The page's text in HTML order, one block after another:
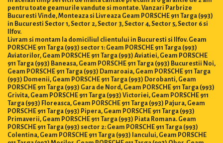
pentru toate geamurile vandute si montate. Vanzari Parbrize
Bucuresti Vinde, Monteaza si Livreaza Geam PORSCHE 911 Targa (993)
in Bucuresti Sector 1, Sector 2, Sector 3, Sector 4, Sector 5, Sector 6 si
Ilfov.
Livram si montam la domiciliul clientului in Bucuresti si Ilfov. Geam
PORSCHE 911 Targa (993) sector 1: Geam PORSCHE 911 Targa (993)
Aviatorilor, Geam PORSCHE 911 Targa (993) Aviatiei, Geam PORSCHE
911 Targa (993) Baneasa, Geam PORSCHE 911 Targa (993) Bucurestii Noi,
Geam PORSCHE 911 Targa (993) Damaroaia, Geam PORSCHE 911 Targa
(993) Domenii, Geam PORSCHE 911 Targa (993) Dorobanti, Geam
PORSCHE 911 Targa (993) Gara de Nord, Geam PORSCHE 911 Targa (993)
Grivita, Geam PORSCHE 911 Targa (993) Victoriei, Geam PORSCHE 911
Targa (993) Floreasca, Geam PORSCHE 911 Targa (993) Pajura, Geam
PORSCHE 911 Targa (993) Pipera, Geam PORSCHE 911 Targa (993)
Primaverii, Geam PORSCHE 911 Targa (993) Piata Romana. Geam
PORSCHE 911 Targa (993) sector 2: Geam PORSCHE 911 Targa (993)
Colentina, Geam PORSCHE 911 Targa (993) Iancului, Geam PORSCHE
911 Targa (993) Mosilor, Geam PORSCHE 911 Targa (993) Obor, Geam